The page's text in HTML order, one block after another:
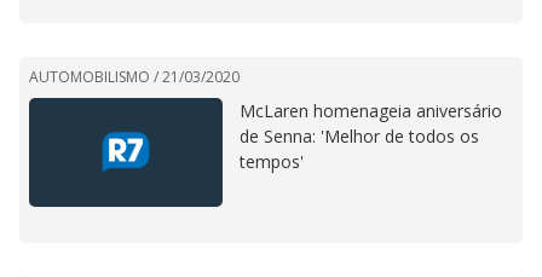
AUTOMOBILISMO /21/03/2020
McLaren homenageia aniversário
de Senna: 'Melhor de todos os
tempos'